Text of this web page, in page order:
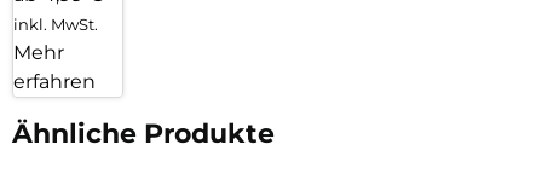
inkl. MwSt.
Mehr
erfahren
Ähnliche Produkte